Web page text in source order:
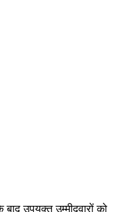
उपयुक्त उम्मीदवारों को